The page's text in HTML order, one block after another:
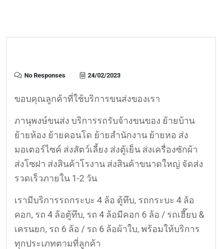
No Responses 24/02/2023
ขอบคุณลูกค้าที่ใช้บริการขนส่งของเรา
ภานุพงษ์ขนส่ง บริการรถรับจ้างขนของ ย้ายบ้าน
ย้ายห้อง ย้ายคอนโด ย้ายสำนักงาน ย้ายหอ ส่ง
มอเตอร์ไซค์ ส่งสัตว์เลี้ยง ส่งตู้เย็น ส่งเครื่องซักผ้า
ส่งโซฝา ส่งสินค้าโรงาน ส่งสินค้าขนาดใหญ่ จัดส่ง
รวดเร็วภายใน 1-2 วัน
เรามีบริการรถกระบะ 4 ล้อ ตู้ทึบ, รถกระบะ 4 ล้อ
คอก, รถ 4 ล้อตู้ทึบ, รถ 4 ล้อมีคอก 6 ล้อ / รถเฮี๊ยบ &
เครนยก, รถ 6 ล้อ / รถ 6 ล้อผ้าใบ, พร้อมให้บริการ
ทุกประเภทตามที่ลูกค้า